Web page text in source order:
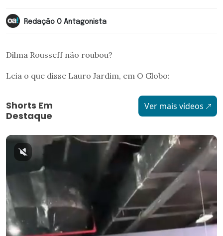
Redação O Antagonista
Dilma Rousseff não roubou?
Leia o que disse Lauro Jardim, em O Globo:
Shorts Em
Destaque
Ver mais vídeos